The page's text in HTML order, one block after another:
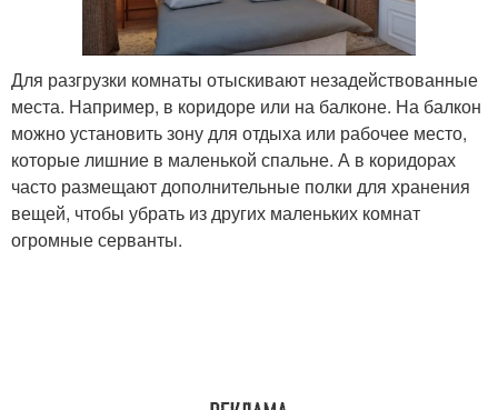
Для разгрузки комнаты отыскивают незадействованные
места. Например, в коридоре или на балконе. На балкон
можно установить зону для отдыха или рабочее место,
которые лишние в маленькой спальне. А в коридорах
часто размещают дополнительные полки для хранения
вещей, чтобы убрать из других маленьких комнат
огромные серванты.